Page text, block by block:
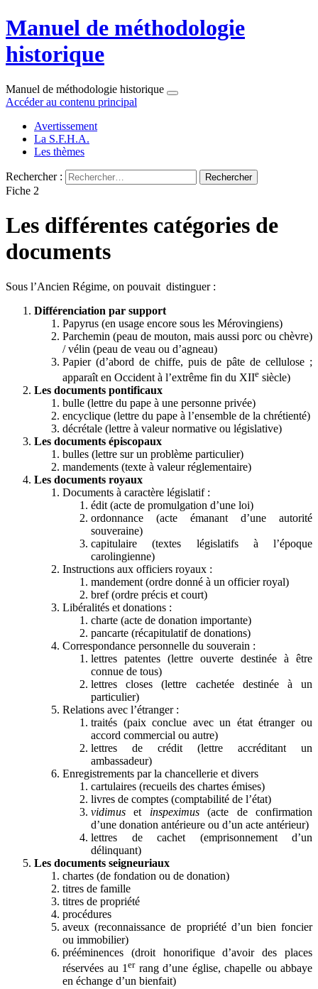
Manuel de méthodologie
historique
Manuel de méthodologie historique
Accéder au contenu principal
Avertissement
La S.F.H.A.
Les thèmes
Rechercher :
Fiche 2
Les différentes catégories de
documents
Sous l’Ancien Régime, on pouvait distinguer :
Différenciation par support
Papyrus (en usage encore sous les Mérovingiens)
Parchemin (peau de mouton, mais aussi porc ou chèvre)
/ vélin (peau de veau ou d’agneau)
Papier (d’abord de chiffe, puis de pâte de cellulose ;
apparaît en Occident à l’extrême fin du XIIe siècle)
Les documents pontificaux
bulle (lettre du pape à une personne privée)
encyclique (lettre du pape à l’ensemble de la chrétienté)
décrétale (lettre à valeur normative ou législative)
Les documents épiscopaux
bulles (lettre sur un problème particulier)
mandements (texte à valeur réglementaire)
Les documents royaux
Documents à caractère législatif :
édit (acte de promulgation d’une loi)
ordonnance (acte émanant d’une autorité
souveraine)
capitulaire (textes législatifs à l’époque
carolingienne)
Instructions aux officiers royaux :
mandement (ordre donné à un officier royal)
bref (ordre précis et court)
Libéralités et donations :
charte (acte de donation importante)
pancarte (récapitulatif de donations)
Correspondance personnelle du souverain :
lettres patentes (lettre ouverte destinée à être
connue de tous)
lettres closes (lettre cachetée destinée à un
particulier)
Relations avec l’étranger :
traités (paix conclue avec un état étranger ou
accord commercial ou autre)
lettres de crédit (lettre accréditant un
ambassadeur)
Enregistrements par la chancellerie et divers
cartulaires (recueils des chartes émises)
livres de comptes (comptabilité de l’état)
vidimus et inspeximus(acte de confirmation
d’une donation antérieure ou d’un acte antérieur)
lettres de cachet (emprisonnement d’un
délinquant)
Les documents seigneuriaux
chartes (de fondation ou de donation)
titres de famille
titres de propriété
procédures
aveux (reconnaissance de propriété d’un bien foncier
ou immobilier)
prééminences (droit honorifique d’avoir des places
réservées au 1errang d’une église, chapelle ou abbaye
en échange d’un bienfait)